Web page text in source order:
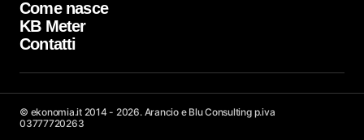
Come nasce
KB Meter
Contatti
© ekonomia.it 2014 - 2026. Arancio e Blu Consulting p.iva
03777720263